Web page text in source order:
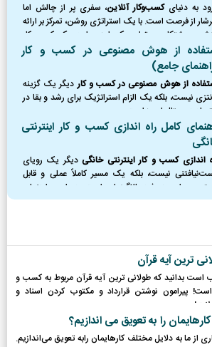
به دنیایکسب‌وکار آنلاین، سفری پر از چالش اما
از فرصت است. با یک استراتژی روشن، تمرکز بر ارائه
و پشتکار، می‌توان یک ایده را به یک کسب‌وکار
و سودآور تبدیل کرد.
از هوش مصنوعی در کسب و کار
جامع)
از هوش مصنوعی در کسب و کاردیگر یک گزینه
نیست، بلکه یک الزام استراتژیک برای رشد و بقا در
دیجیتال امروز است.
کامل راه اندازی کسب و کار اینترنتی
اندازی کسب و کار اینترنتی خانگیدیگر یک رویای
نیست، بلکه یک مسیر کاملاً عملی و قابل
دسترس برای هر فرد باانگیزه‌ای است. در این راهنمای
نقشه راه کاملی از نقطه صفر را ترسیم کردیم؛
ترین آیه قرآن
است بدانید که طولانی ترین آیه قرآن مربوط به کسب و
پیرامون نوشتن قرارداد و مکتوب کردن اسناد و
را به تعویق می اندازیم؟
از ما به دلایل مختلف کارهایمان رابه تعویق می‌اندازیم.